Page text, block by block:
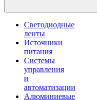
Светодиодные
ленты
Источники
питания
Системы
управления
и
автоматизации
Алюминиевые